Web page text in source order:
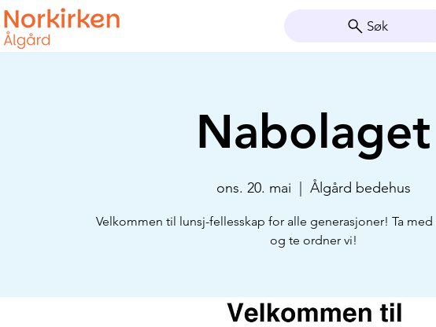
Søk
Nabolaget
ons. 20. mai Ålgård bedehus
Velkommen til lunsj-fellesskap for alle generasjoner! Ta
og te ordner vi!